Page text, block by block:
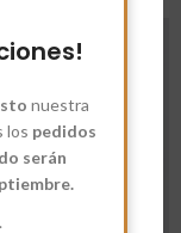
nuestra
los pedidos
serán